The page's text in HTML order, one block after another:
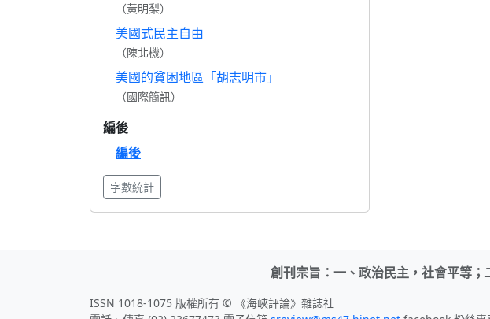
（黃明梨）
美國式民主自由
（陳北機）
美國的貧困地區「胡志明市」
（國際簡訊）
編後
編後
字數統計
創刊宗旨：一、政治民主，社會平等
ISSN 1018-1075 版權所有 © 《海峽評論》雜誌社